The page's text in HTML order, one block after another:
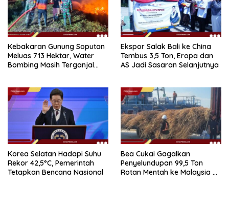
Kebakaran Gunung Soputan
Meluas 713 Hektar, Water
Bombing Masih Terganjal
Ekspor Salak Bali ke China
Tembus 3,5 Ton, Eropa dan
AS Jadi Sasaran Selanjutnya
Korea Selatan Hadapi Suhu
Rekor 42,5°C, Pemerintah
Tetapkan Bencana Nasional
Bea Cukai Gagalkan
Penyelundupan 99,5 Ton
Rotan Mentah ke Malaysia di